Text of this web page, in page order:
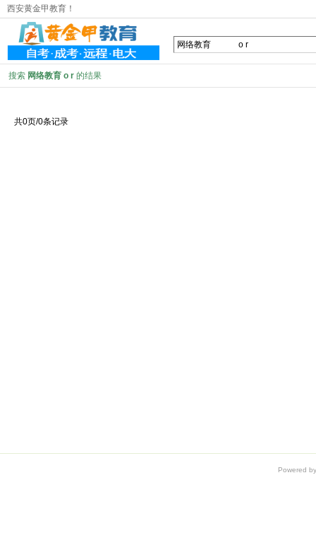
西安黄金甲教育！
搜索 网络教育 o r 的结果
共0页/0条记录
Powered